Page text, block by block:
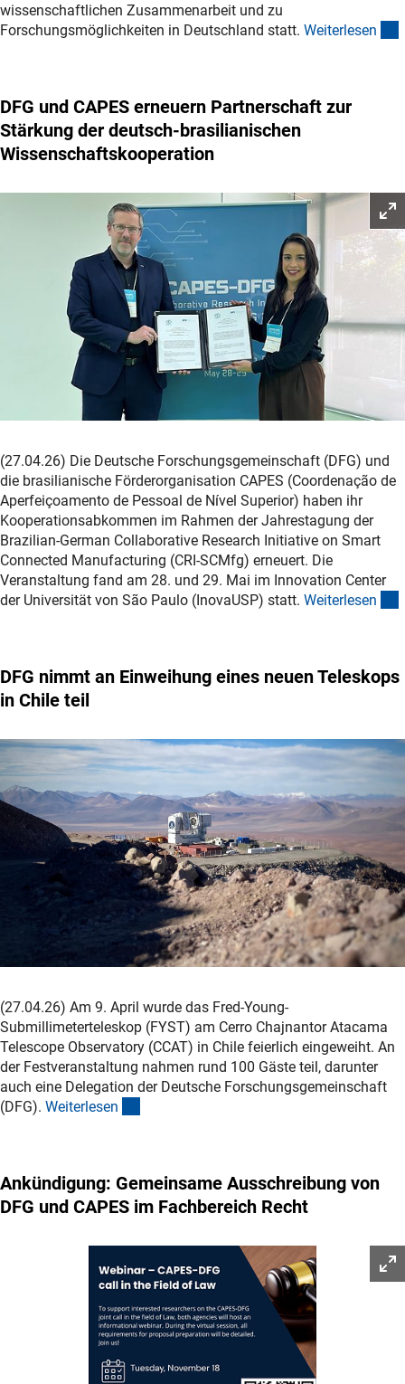
wissenschaftlichen Zusammenarbeit und zu
Forschungsmöglichkeiten in Deutschland statt. Weiterlesen
DFG und CAPES erneuern Partnerschaft zur
Stärkung der deutsch-brasilianischen
Wissenschaftskooperation
(27.04.26) Die Deutsche Forschungsgemeinschaft (DFG) und
die brasilianische Förderorganisation CAPES (Coordenação de
Aperfeiçoamento de Pessoal de Nível Superior) haben ihr
Kooperationsabkommen im Rahmen der Jahrestagung der
Brazilian-German Collaborative Research Initiative on Smart
Connected Manufacturing (CRI-SCMfg) erneuert. Die
Veranstaltung fand am 28. und 29. Mai im Innovation Center
der Universität von São Paulo (InovaUSP) statt. Weiterlesen
DFG nimmt an Einweihung eines neuen Teleskops
in Chile teil
(27.04.26) Am 9. April wurde das Fred-Young-
Submillimeterteleskop (FYST) am Cerro Chajnantor Atacama
Telescope Observatory (CCAT) in Chile feierlich eingeweiht. An
der Festveranstaltung nahmen rund 100 Gäste teil, darunter
auch eine Delegation der Deutsche Forschungsgemeinschaft
(DFG). Weiterlesen
Ankündigung: Gemeinsame Ausschreibung von
DFG und CAPES im Fachbereich Recht